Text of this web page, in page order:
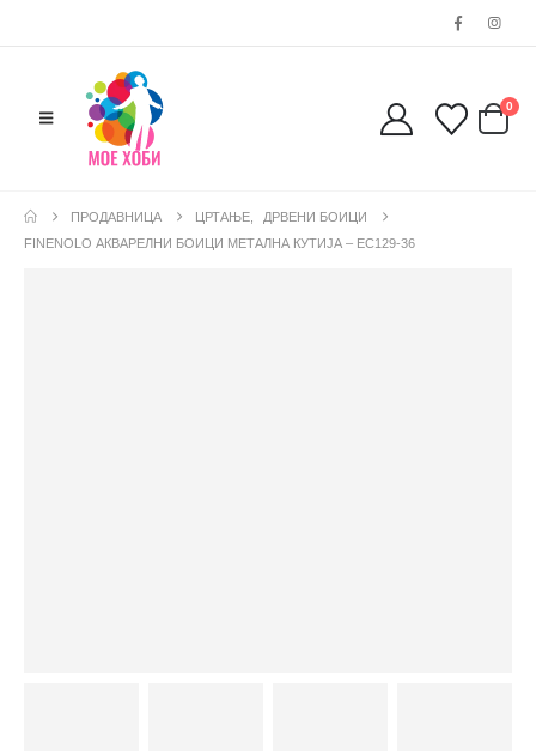
0
ПРОДАВНИЦА ЦРТАЊЕ
ДРВЕНИ БОИЦИ
FINENOLO АКВАРЕЛНИ БОИЦИ МЕТАЛНА КУТИЈА – EC129-36